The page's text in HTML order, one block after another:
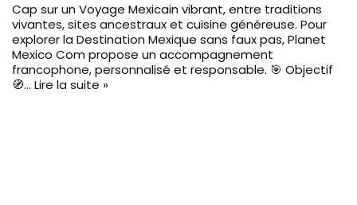
Cap sur un Voyage Mexicain vibrant, entre traditions
vivantes, sites ancestraux et cuisine généreuse. Pour
explorer la Destination Mexique sans faux pas, Planet
Mexico Com propose un accompagnement
francophone, personnalisé et responsable. 🎯 Objectif
🧭… Lire la suite »